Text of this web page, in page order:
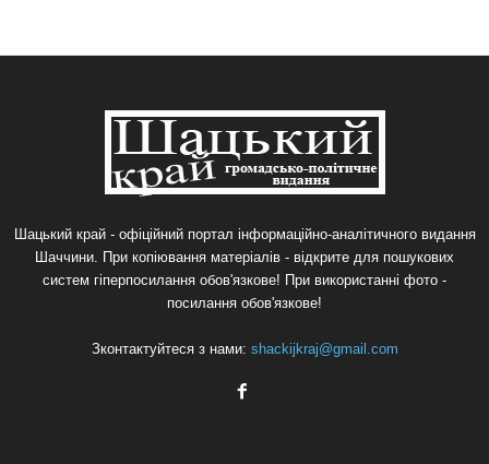
Шацький край - офіційний портал інформаційно-аналітичного видання
Шаччини. При копіювання матеріалів - відкрите для пошукових
систем гіперпосилання обов'язкове! При використанні фото -
посилання обов'язкове!
Зконтактуйтеся з нами: shackijkraj@gmail.com